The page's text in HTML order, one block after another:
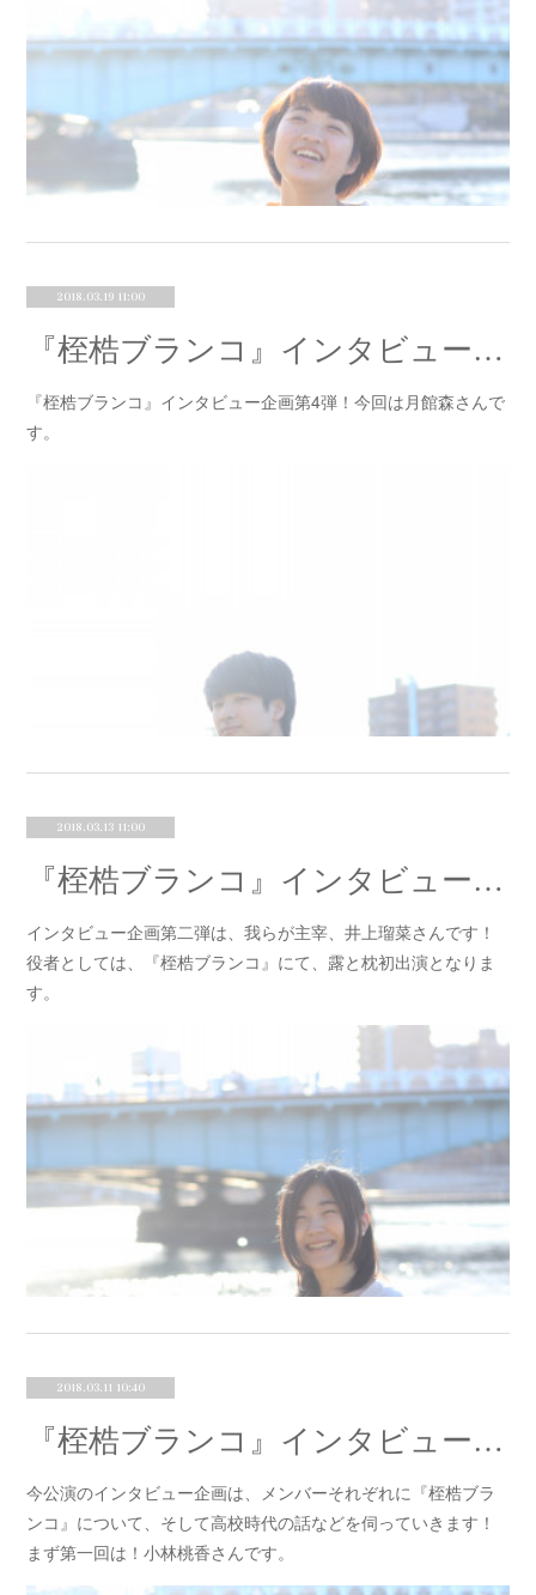
2018.03.19 11:00
『桎梏ブランコ』インタビュー④月館森
『桎梏ブランコ』インタビュー企画第4弾！今回は月館森さんで
す。
2018.03.13 11:00
『桎梏ブランコ』インタビュー②井上瑠菜
インタビュー企画第二弾は、我らが主宰、井上瑠菜さんです！
役者としては、『桎梏ブランコ』にて、露と枕初出演となりま
す。
2018.03.11 10:40
『桎梏ブランコ』インタビュー①小林桃香
今公演のインタビュー企画は、メンバーそれぞれに『桎梏ブラ
ンコ』について、そして高校時代の話などを伺っていきます！
まず第一回は！小林桃香さんです。